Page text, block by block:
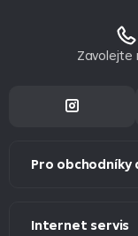
Zavolejte
Pro
Internet servis